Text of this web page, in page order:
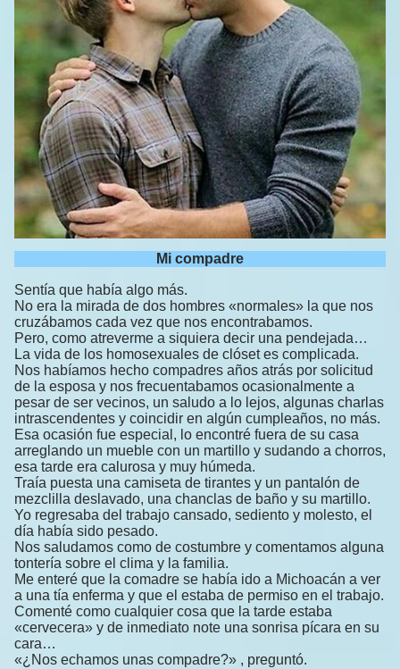
Mi compadre
Sentía que había algo más.
No era la mirada de dos hombres «normales» la que nos
cruzábamos cada vez que nos encontrabamos.
Pero, como atreverme a siquiera decir una pendejada…
La vida de los homosexuales de clóset es complicada.
Nos habíamos hecho compadres años atrás por solicitud
de la esposa y nos frecuentabamos ocasionalmente a
pesar de ser vecinos, un saludo a lo lejos, algunas charlas
intrascendentes y coincidir en algún cumpleaños, no más.
Esa ocasión fue especial, lo encontré fuera de su casa
arreglando un mueble con un martillo y sudando a chorros,
esa tarde era calurosa y muy húmeda.
Traía puesta una camiseta de tirantes y un pantalón de
mezclilla deslavado, una chanclas de baño y su martillo.
Yo regresaba del trabajo cansado, sediento y molesto, el
día había sido pesado.
Nos saludamos como de costumbre y comentamos alguna
tontería sobre el clima y la familia.
Me enteré que la comadre se había ido a Michoacán a ver
a una tía enferma y que el estaba de permiso en el trabajo.
Comenté como cualquier cosa que la tarde estaba
«cervecera» y de inmediato note una sonrisa pícara en su
cara…
«¿Nos echamos unas compadre?» , preguntó.